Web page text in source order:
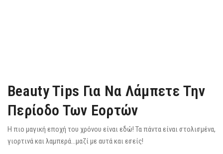
Beauty Tips Για Να Λάμπετε Την
Περίοδο Των Εορτών
Η πιο μαγική εποχή του χρόνου είναι εδώ! Τα πάντα είναι στολισμένα,
γιορτινά και λαμπερά…μαζί με αυτά και εσείς!